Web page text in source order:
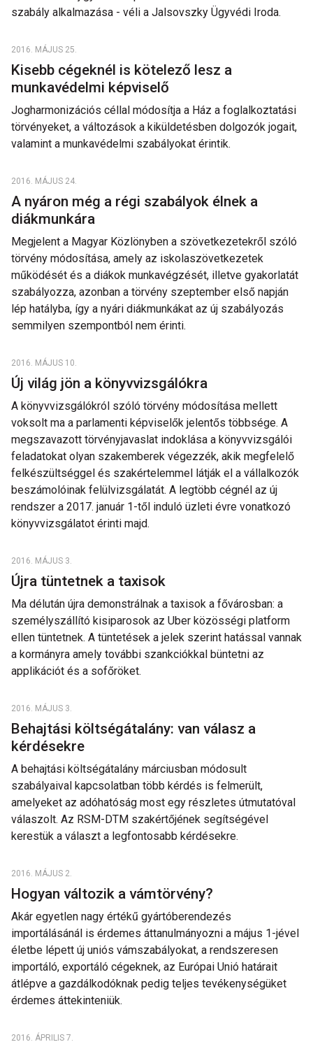
szabály alkalmazása - véli a Jalsovszky Ügyvédi Iroda.
2016. MÁJUS 25.
Kisebb cégeknél is kötelező lesz a
munkavédelmi képviselő
Jogharmonizációs céllal módosítja a Ház a foglalkoztatási
törvényeket, a változások a kiküldetésben dolgozók jogait,
valamint a munkavédelmi szabályokat érintik.
2016. MÁJUS 24.
A nyáron még a régi szabályok élnek a
diákmunkára
Megjelent a Magyar Közlönyben a szövetkezetekről szóló
törvény módosítása, amely az iskolaszövetkezetek
működését és a diákok munkavégzését, illetve gyakorlatát
szabályozza, azonban a törvény szeptember első napján
lép hatályba, így a nyári diákmunkákat az új szabályozás
semmilyen szempontból nem érinti.
2016. MÁJUS 10.
Új világ jön a könyvvizsgálókra
A könyvvizsgálókról szóló törvény módosítása mellett
voksolt ma a parlamenti képviselők jelentős többsége. A
megszavazott törvényjavaslat indoklása a könyvvizsgálói
feladatokat olyan szakemberek végezzék, akik megfelelő
felkészültséggel és szakértelemmel látják el a vállalkozók
beszámolóinak felülvizsgálatát. A legtöbb cégnél az új
rendszer a 2017. január 1-től induló üzleti évre vonatkozó
könyvvizsgálatot érinti majd.
2016. MÁJUS 3.
Újra tüntetnek a taxisok
Ma délután újra demonstrálnak a taxisok a fővárosban: a
személyszállító kisiparosok az Uber közösségi platform
ellen tüntetnek. A tüntetések a jelek szerint hatással vannak
a kormányra amely további szankciókkal büntetni az
applikációt és a sofőröket.
2016. MÁJUS 3.
Behajtási költségátalány: van válasz a
kérdésekre
A behajtási költségátalány márciusban módosult
szabályaival kapcsolatban több kérdés is felmerült,
amelyeket az adóhatóság most egy részletes útmutatóval
válaszolt. Az RSM-DTM szakértőjének segítségével
kerestük a választ a legfontosabb kérdésekre.
2016. MÁJUS 2.
Hogyan változik a vámtörvény?
Akár egyetlen nagy értékű gyártóberendezés
importálásánál is érdemes áttanulmányozni a május 1-jével
életbe lépett új uniós vámszabályokat, a rendszeresen
importáló, exportáló cégeknek, az Európai Unió határait
átlépve a gazdálkodóknak pedig teljes tevékenységüket
érdemes áttekinteniük.
2016. ÁPRILIS 7.